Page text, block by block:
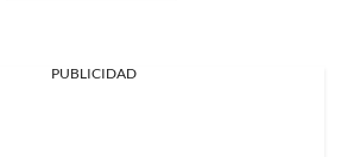
PUBLICIDAD